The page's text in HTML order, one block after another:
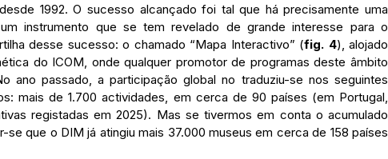
1992. O sucesso alcançado foi tal que há precisamente uma
instrumento que se tem revelado de grande interesse para o
desse sucesso: o chamado “Mapa Interactivo” (fig. 4), alojado
do ICOM, onde qualquer promotor de programas deste âmbito
ano passado, a participação global no traduziu-se nos seguintes
mais de 1.700 actividades, em cerca de 90 países (em Portugal,
registadas em 2025). Mas se tivermos em conta o acumulado
que o DIM já atingiu mais 37.000 museus em cerca de 158 países